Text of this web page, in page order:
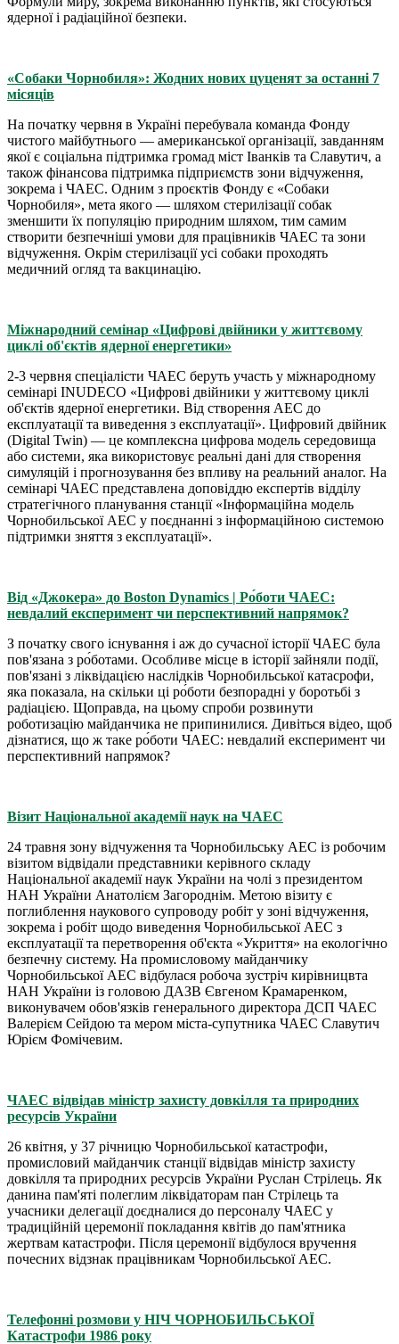
ядерної і радіаційної безпеки.
«Собаки Чорнобиля»: Жодних нових цуценят за останні 7
місяців
На початку червня в Україні перебувала команда Фонду
чистого майбутнього — американської організації, завданням
якої є соціальна підтримка громад міст Іванків та Славутич, а
також фінансова підтримка підприємств зони відчуження,
зокрема і ЧАЕС. Одним з проєктів Фонду є «Собаки
Чорнобиля», мета якого — шляхом стерилізації собак
зменшити їх популяцію природним шляхом, тим самим
створити безпечніші умови для працівників ЧАЕС та зони
відчуження. Окрім стерилізації усі собаки проходять
медичний огляд та вакцинацію.
Міжнародний семінар «Цифрові двійники у життєвому
циклі об'єктів ядерної енергетики»
2-3 червня спеціалісти ЧАЕС беруть участь у міжнародному
семінарі INUDECO «Цифрові двійники у життєвому циклі
об'єктів ядерної енергетики. Від створення АЕС до
експлуатації та виведення з експлуатації». Цифровий двійник
(Digital Twin) — це комплексна цифрова модель середовища
або системи, яка використовує реальні дані для створення
симуляцій і прогнозування без впливу на реальний аналог. На
семінарі ЧАЕС представлена доповіддю експертів відділу
стратегічного планування станції «Інформаційна модель
Чорнобильської АЕС у поєднанні з інформаційною системою
підтримки зняття з експлуатації».
Від «Джокера» до Boston Dynamics | Ро́боти ЧАЕС:
невдалий експеримент чи перспективний напрямок?
З початку свого існування і аж до сучасної історії ЧАЕС була
пов'язана з ро́ботами. Особливе місце в історії зайняли події,
пов'язані з ліквідацією наслідків Чорнобильської катасрофи,
яка показала, на скільки ці ро́боти безпорадні у боротьбі з
радіацією. Щоправда, на цьому спроби розвинути
роботизацію майданчика не припинилися. Дивіться відео, щоб
дізнатися, що ж таке ро́боти ЧАЕС: невдалий експеримент чи
перспективний напрямок?
Візит Національної академії наук на ЧАЕС
24 травня зону відчуження та Чорнобильську АЕС із робочим
візитом відвідали представники керівного складу
Національної академії наук України на чолі з президентом
НАН України Анатолієм Загороднім. Метою візиту є
поглиблення наукового супроводу робіт у зоні відчуження,
зокрема і робіт щодо виведення Чорнобильської АЕС з
експлуатації та перетворення об'єкта «Укриття» на екологічно
безпечну систему. На промисловому майданчику
Чорнобильської АЕС відбулася робоча зустріч кирівницвта
НАН України із головою ДАЗВ Євгеном Крамаренком,
виконувачем обов'язків генерального директора ДСП ЧАЕС
Валерієм Сейдою та мером міста-супутника ЧАЕС Славутич
Юрієм Фомічевим.
ЧАЕС відвідав міністр захисту довкілля та природних
ресурсів України
26 квітня, у 37 річницю Чорнобильської катастрофи,
промисловий майданчик станції відвідав міністр захисту
довкілля та природних ресурсів України Руслан Стрілець. Як
данина пам'яті полеглим ліквідаторам пан Стрілець та
учасники делегації доєдналися до персоналу ЧАЕС у
традиційній церемонії покладання квітів до пам'ятника
жертвам катастрофи. Після церемонії відбулося вручення
почесних відзнак працівникам Чорнобильської АЕС.
Телефонні розмови у НІЧ ЧОРНОБИЛЬСЬКОЇ
Катастрофи 1986 року